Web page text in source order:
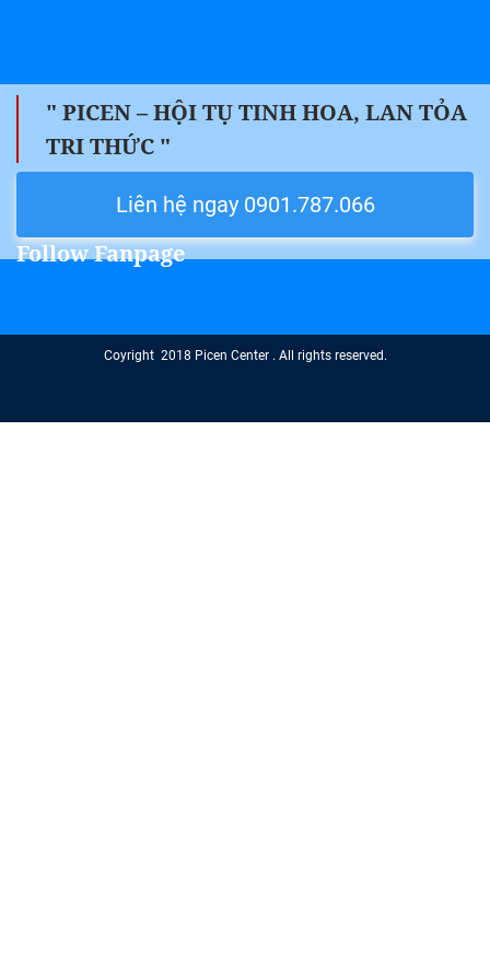
" PICEN – HỘI TỤ TINH HOA, LAN TỎA
TRI THỨC "
Liên hệ ngay 0901.787.066
Follow Fanpage
Coyright 2018 Picen Center . All rights reserved.